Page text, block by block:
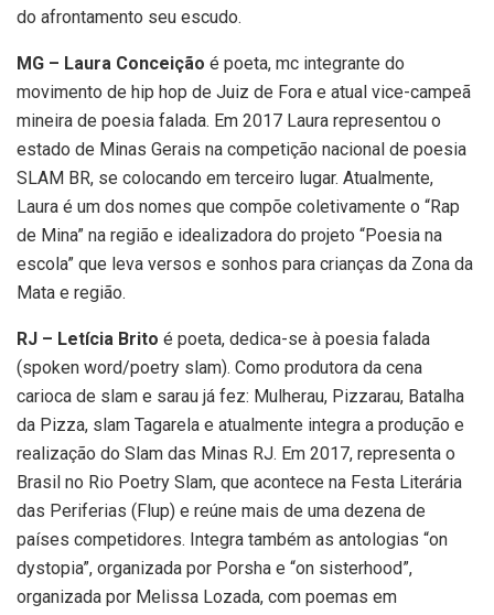
do afrontamento seu escudo.
MG – Laura Conceição é poeta, mc integrante do
movimento de hip hop de Juiz de Fora e atual vice-campeã
mineira de poesia falada. Em 2017 Laura representou o
estado de Minas Gerais na competição nacional de poesia
SLAM BR, se colocando em terceiro lugar. Atualmente,
Laura é um dos nomes que compõe coletivamente o “Rap
de Mina” na região e idealizadora do projeto “Poesia na
escola” que leva versos e sonhos para crianças da Zona da
Mata e região.
RJ – Letícia Brito é poeta, dedica-se à poesia falada
(spoken word/poetry slam). Como produtora da cena
carioca de slam e sarau já fez: Mulherau, Pizzarau, Batalha
da Pizza, slam Tagarela e atualmente integra a produção e
realização do Slam das Minas RJ. Em 2017, representa o
Brasil no Rio Poetry Slam, que acontece na Festa Literária
das Periferias (Flup) e reúne mais de uma dezena de
países competidores. Integra também as antologias “on
dystopia”, organizada por Porsha e “on sisterhood”,
organizada por Melissa Lozada, com poemas em